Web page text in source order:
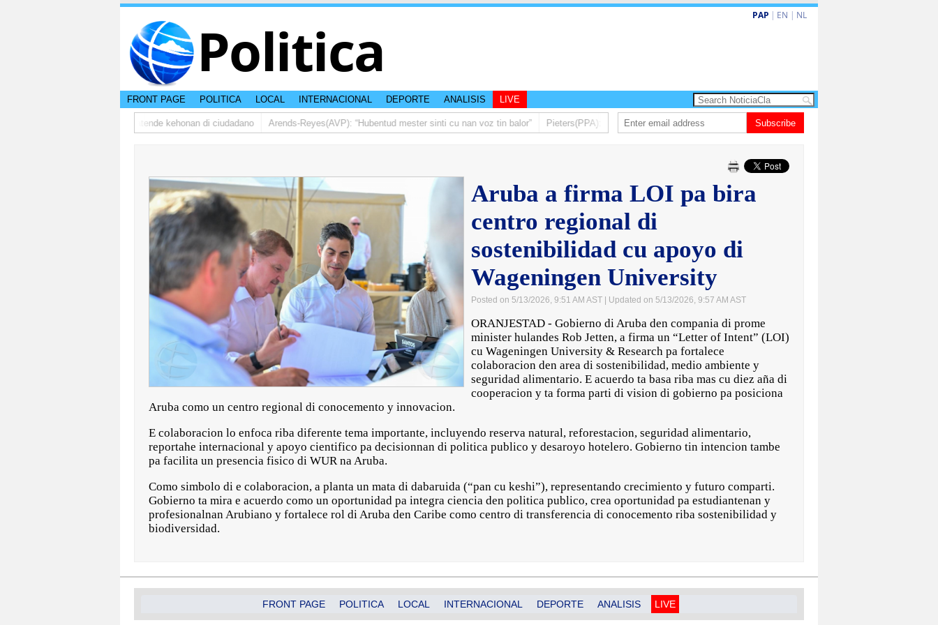
Politica PAP | EN | NL
FRONT PAGE POLITICA LOCAL INTERNACIONAL DEPORTE ANALISIS LIVE
ta bishita barionan pa atende kehonan di ciudadano Arends-Reyes(AVP): “Hubentud mester sinti cu nan voz tin balor” Pieters(PPA): Mas di un aña despues, polis ainda sin bodycam
Subscribe
Aruba a firma LOI pa bira
centro regional di
sostenibilidad cu apoyo di
Wageningen University
Posted on 5/13/2026, 9:51 AM AST | Updated on 5/13/2026, 9:57 AM AST
ORANJESTAD - Gobierno di Aruba den compania di prome
minister hulandes Rob Jetten, a firma un “Letter of Intent” (LOI)
cu Wageningen University & Research pa fortalece
colaboracion den area di sostenibilidad, medio ambiente y
seguridad alimentario. E acuerdo ta basa riba mas cu diez aña di
cooperacion y ta forma parti di vision di gobierno pa posiciona
Aruba como un centro regional di conocemento y innovacion.
E colaboracion lo enfoca riba diferente tema importante, incluyendo reserva natural, reforestacion, seguridad alimentario,
reportahe internacional y apoyo cientifico pa decisionnan di politica publico y desaroyo hotelero. Gobierno tin intencion tambe
pa facilita un presencia fisico di WUR na Aruba.
Como simbolo di e colaboracion, a planta un mata di dabaruida (“pan cu keshi”), representando crecimiento y futuro comparti.
Gobierno ta mira e acuerdo como un oportunidad pa integra ciencia den politica publico, crea oportunidad pa estudiantenan y
profesionalnan Arubiano y fortalece rol di Aruba den Caribe como centro di transferencia di conocemento riba sostenibilidad y
biodiversidad.
FRONT PAGE POLITICA LOCAL INTERNACIONAL DEPORTE ANALISIS LIVE